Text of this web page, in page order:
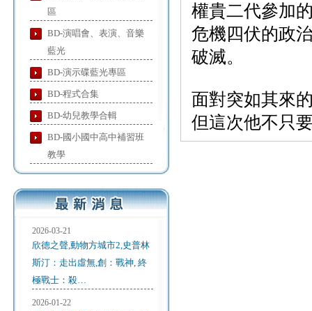
區
BD-演唱會、表演、音樂
藍光
BD-演示碟藍光專區
BD-程式合集
BD-幼兒教學合輯
BD-國小國中高中補習班
教學
2026-03-21
欣德之聲,動物方城市2,史普林
斯汀：走出虛無,創：戰神, 終
極戰士：殺…
2026-01-22
權貴二代參加
危機四伏的政
破滅。
面對突如其來
但這次他不只